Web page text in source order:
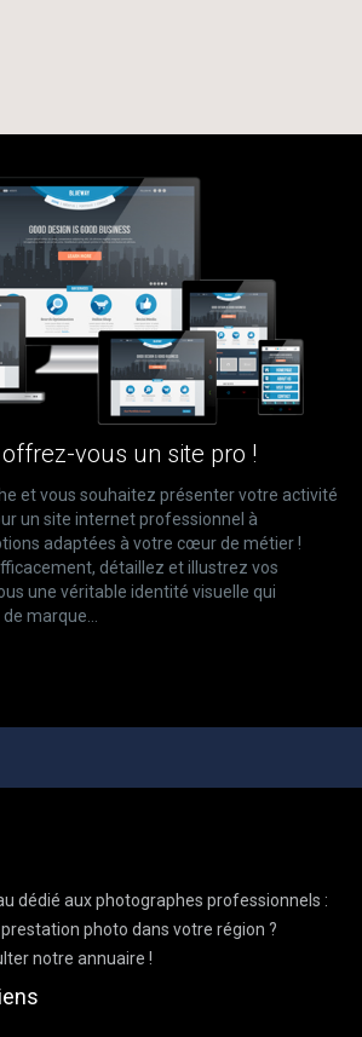
vous un site pro !
et vous souhaitez présenter votre activité
un site internet professionnel à
adaptées à votre cœur de métier !
détaillez et illustrez vos
une véritable identité visuelle qui
marque...
dédié aux photographes professionnels :
photo dans votre région ?
notre annuaire !